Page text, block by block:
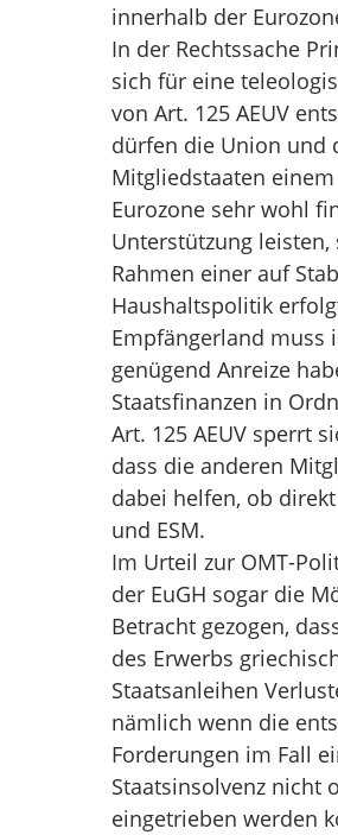
innerhalb der
In der Rechtssache
sich für eine
von Art. 125 AEUV
dürfen die Union und
Mitgliedstaaten
Eurozone sehr wohl
Unterstützung
Rahmen einer auf
Haushaltspolitik
Empfängerland muss
genügend Anreize
Staatsfinanzen in
Art. 125 AEUV sperrt
dass die anderen
dabei helfen, ob direkt
und ESM.
Im Urteil zur OMT-
der EuGH sogar die
Betracht gezogen,
des Erwerbs
Staatsanleihen
nämlich wenn die
Forderungen im Fall
Staatsinsolvenz nicht
eingetrieben werden